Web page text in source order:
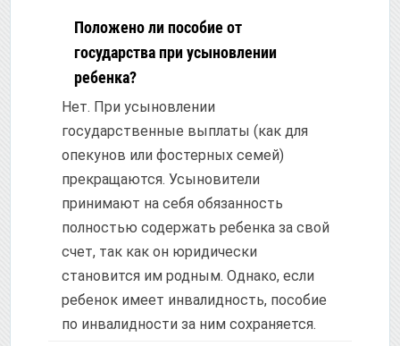
Положено ли пособие от
государства при усыновлении
ребенка?
Нет. При усыновлении
государственные выплаты (как для
опекунов или фостерных семей)
прекращаются. Усыновители
принимают на себя обязанность
полностью содержать ребенка за свой
счет, так как он юридически
становится им родным. Однако, если
ребенок имеет инвалидность, пособие
по инвалидности за ним сохраняется.